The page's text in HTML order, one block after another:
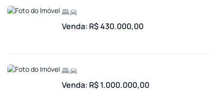
Venda: R$ 430.000,00
Venda: R$ 1.000.000,00